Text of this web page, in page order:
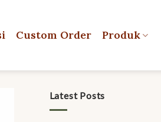
Custom Order Produk
Latest Posts